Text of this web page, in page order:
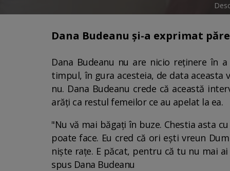
Dana Budeanu și-a exprimat
Dana Budeanu nu are nicio reținere în
timpul, în gura acesteia, de data aceasta
nu. Dana Budeanu crede că această
arăți ca restul femeilor ce au apelat la ea.
"Nu vă mai băgați în buze. Chestia asta
poate face. Eu cred că ori ești vreun
niște rațe. E păcat, pentru că tu nu mai
spus Dana Budeanu